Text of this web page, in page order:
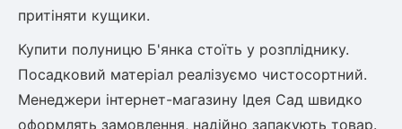
Гліцинія (Вістерія)
Жимолость декоративна
Плющ
Клематіс
притіняти кущики.
Купити полуницю Б'янка стоїть у розпліднику.
Посадковий матеріал реалізуємо чистосортний.
Менеджери інтернет-магазину Ідея Сад швидко
оформлять замовлення, надійно запакують товар.